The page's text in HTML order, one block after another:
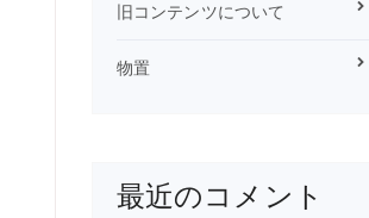
旧コンテンツについて
物置
最近のコメント